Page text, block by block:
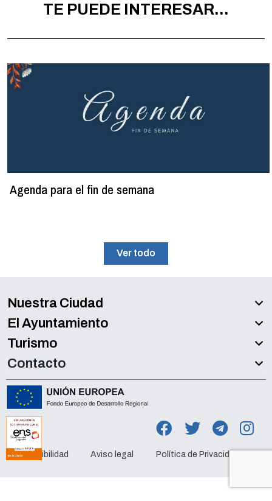
TE PUEDE INTERESAR...
Agenda para el fin de semana
Ver todo
Nuestra Ciudad
El Ayuntamiento
Turismo
Contacto
Accesibilidad Aviso legal Política de Privacidad